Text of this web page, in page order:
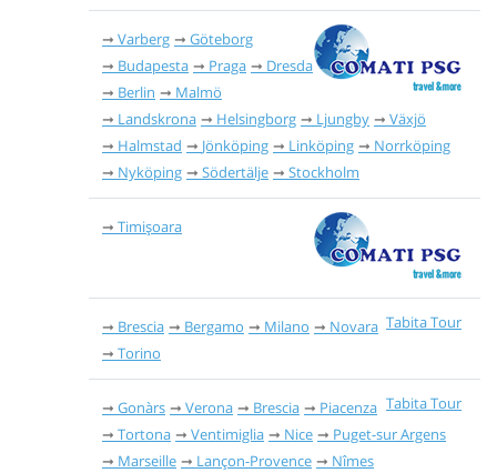
Varberg
Göteborg
Budapesta
Praga
Dresda
Berlin
Malmö
Landskrona
Helsingborg Ljungby
Växjö
Halmstad
Jönköping Linköping
Norrköping
Nyköping
Södertälje Stockholm
Timișoara
Tabita Tour
Brescia Bergamo Milano
Novara
Torino
Tabita Tour
Gonàrs Verona Brescia
Piacenza
Tortona
Ventimiglia Nice
Puget-sur Argens
Marseille
Lançon-Provence
Nîmes